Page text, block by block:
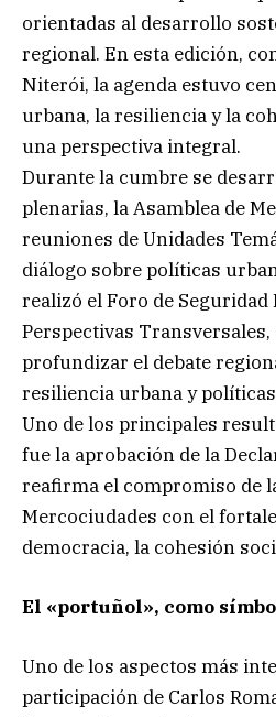
orientadas al desarrollo
regional. En esta edición,
Niterói, la agenda estuvo
urbana, la resiliencia y la
una perspectiva integral.
Durante la cumbre se
plenarias, la Asamblea de
reuniones de Unidades
diálogo sobre políticas
realizó el Foro de Seguridad
Perspectivas
profundizar el debate
resiliencia urbana y
Uno de los principales
fue la aprobación de la
reafirma el compromiso de
Mercociudades con el
democracia, la cohesión
El «portuñol», como
Uno de los aspectos más
participación de Carlos